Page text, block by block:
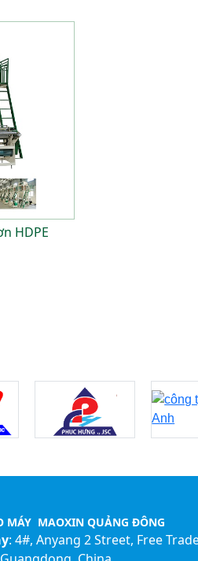
HDPE
MÁY MAOXIN QUẢNG ĐÔNG
: 4#, Anyang 2 Street, Free